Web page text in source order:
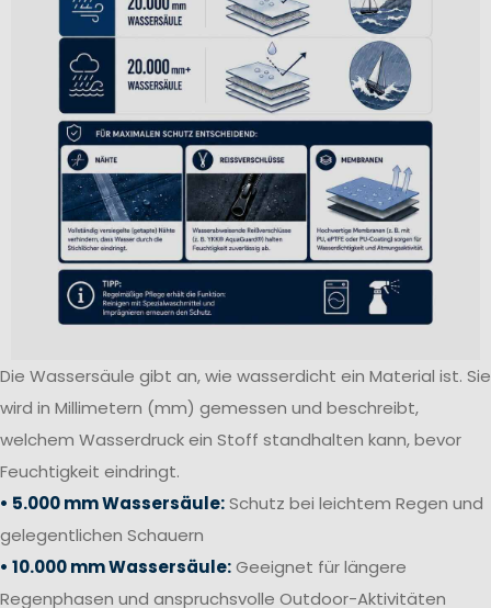
Die Wassersäule gibt an, wie wasserdicht ein Material ist. Sie
wird in Millimetern (mm) gemessen und beschreibt,
welchem Wasserdruck ein Stoff standhalten kann, bevor
Feuchtigkeit eindringt.
• 5.000 mm Wassersäule:Schutz bei leichtem Regen und
gelegentlichen Schauern
• 10.000 mm Wassersäule:Geeignet für längere
Regenphasen und anspruchsvolle Outdoor-Aktivitäten